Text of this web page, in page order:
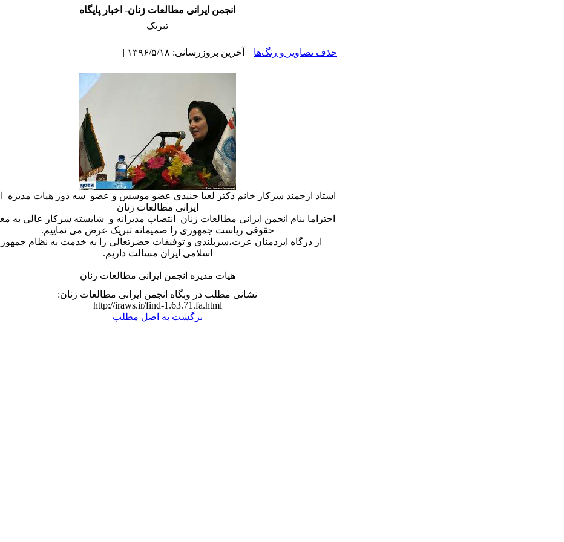
انجمن ایرانی مطالعات زنان- اخبار پایگاه
تبریک
حذف تصاویر و رنگ‌ها | آخرین بروزرسانی: ۱۳۹۶/۵/۱۸ |
استاد ارجمند سرکار خانم دکتر لعیا جنیدی عضو موسس و عضو سه دور هیات مدیره
ایرانی مطالعات زنان
احتراما بنام انجمن ایرانی مطالعات زنان انتصاب مدبرانه و شایسته سرکار عالی به
حقوقی ریاست جمهوری را صمیمانه تبریک عرض می نماییم.
از درگاه ایزدمنان عزت،سربلندی و توفیقات حضرتعالی را به خدمت به نظام
اسلامی ایران مسالت داریم.
هیات مدیره انجمن ایرانی مطالعات زنان
نشانی مطلب در وبگاه انجمن ایرانی مطالعات زنان:
http://iraws.ir/find-1.63.71.fa.html
برگشت به اصل مطلب